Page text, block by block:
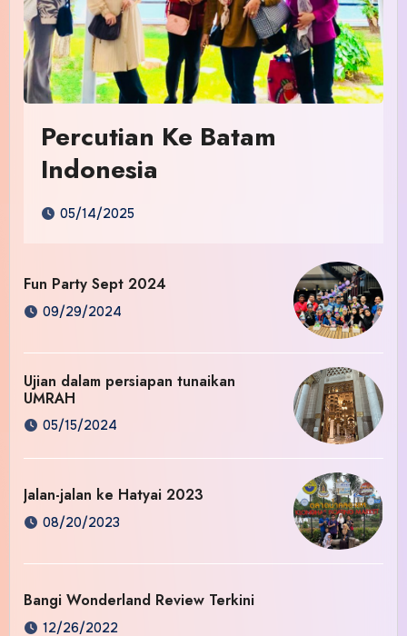
Percutian Ke Batam
Indonesia
05/14/2025
Fun Party Sept 2024
09/29/2024
Ujian dalam persiapan tunaikan
UMRAH
05/15/2024
Jalan-jalan ke Hatyai 2023
08/20/2023
Bangi Wonderland Review Terkini
12/26/2022